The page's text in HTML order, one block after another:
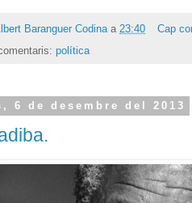
Baranguer Codina a 23:40
Cap
política
6 de desembre del 2013